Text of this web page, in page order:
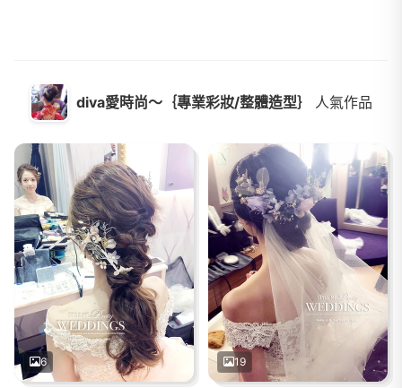
diva愛時尚～｛專業彩妝/整體造型｝ 人氣作品
6 19